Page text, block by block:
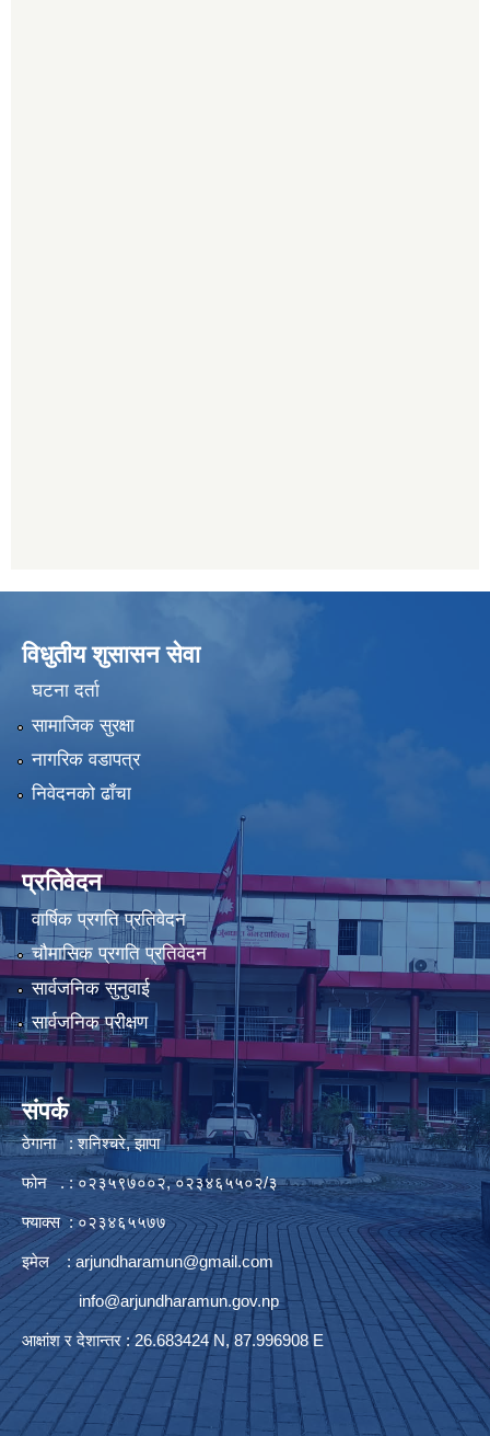
विधुतीय शुसासन सेवा
घटना दर्ता
सामाजिक सुरक्षा
नागरिक वडापत्र
निवेदनको ढाँचा
प्रतिवेदन
वार्षिक प्रगति प्रतिवेदन
चौमासिक प्रगति प्रतिवेदन
सार्वजनिक सुनुवाई
सार्वजनिक परीक्षण
संपर्क
ठेगाना : शनिश्चरे, झापा
फोन . : ०२३५९७००२, ०२३४६५५०२/३
फ्याक्स : ०२३४६५५७७
इमेल :arjundharamun@gmail.com
info@arjundharamun.gov.np
आक्षांश र देशान्तर : 26.683424 N, 87.996908 E